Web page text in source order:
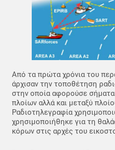
Από τα πρώτα χρόνια του
άρχισαν την τοποθέτηση
στην οποία αφορούσε
πλοίων αλλά και μεταξύ
Ραδιοτηλεγραφία
χρησιμοποιήθηκε για τη
κόρων στις αρχές του